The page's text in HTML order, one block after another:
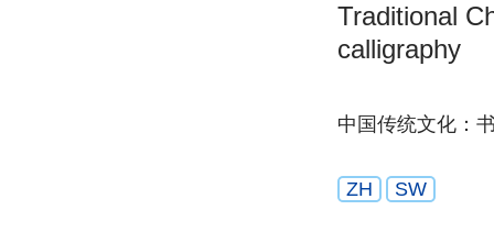
Traditional
calligraphy
中国传统文化：
ZH SW